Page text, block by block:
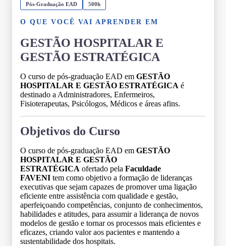
Pós-Graduação EAD 500h
O QUE VOCÊ VAI APRENDER EM
GESTÃO HOSPITALAR E
GESTÃO ESTRATÉGICA
O curso de pós-graduação EAD em GESTÃO
HOSPITALAR E GESTÃO ESTRATÉGICA é
destinado a Administradores, Enfermeiros,
Fisioterapeutas, Psicólogos, Médicos e áreas afins.
Objetivos do Curso
O curso de pós-graduação EAD em GESTÃO
HOSPITALAR E GESTÃO
ESTRATÉGICA ofertado pela Faculdade
FAVENI tem como objetivo a formação de lideranças
executivas que sejam capazes de promover uma ligação
eficiente entre assistência com qualidade e gestão,
aperfeiçoando competências, conjunto de conhecimentos,
habilidades e atitudes, para assumir a liderança de novos
modelos de gestão e tornar os processos mais eficientes e
eficazes, criando valor aos pacientes e mantendo a
sustentabilidade dos hospitais.